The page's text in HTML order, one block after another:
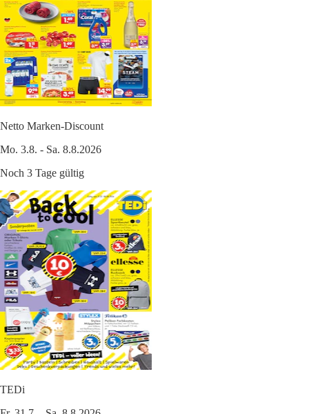
Netto Marken-Discount
Mo. 3.8. - Sa. 8.8.2026
Noch 3 Tage gültig
TEDi